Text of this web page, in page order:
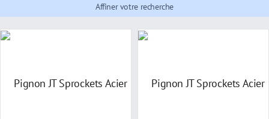
Affiner votre recherche